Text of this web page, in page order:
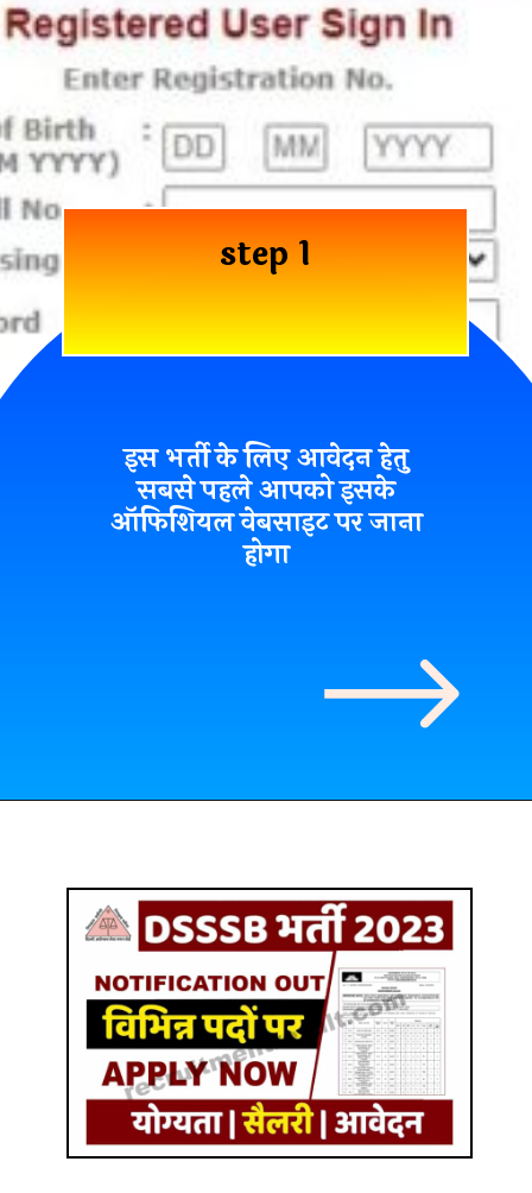
step 1
इस भर्ती के लिए आवेदन हेतु
सबसे पहले आपको इसके
ऑफिशियल वेबसाइट पर जाना
होगा